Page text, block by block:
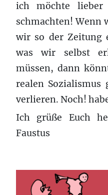
ich möchte
schmachten! Wenn
wir so der Zeitung
was wir selbst
müssen, dann
realen Sozialismus
verlieren. Noch!
Ich grüße Euch
Faustus